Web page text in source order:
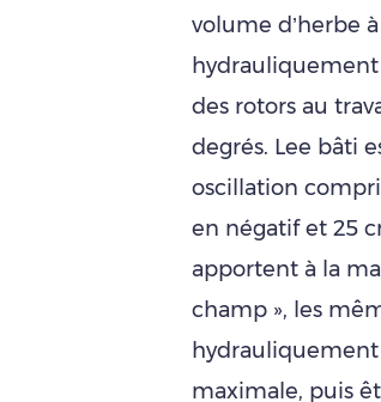
volume d’herbe
hydrauliquement
des rotors au
degrés. Lee bâti
oscillation
en négatif et 25
apportent à la
champ », les
hydrauliquement
maximale, puis